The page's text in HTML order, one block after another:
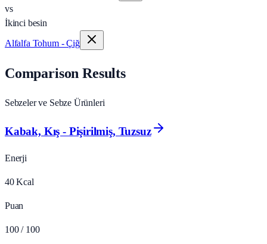
vs
İkinci besin
Alfalfa Tohum - Çiğ
Comparison Results
Sebzeler ve Sebze Ürünleri
Kabak, Kış - Pişirilmiş, Tuzsuz
Enerji
40 Kcal
Puan
100 / 100